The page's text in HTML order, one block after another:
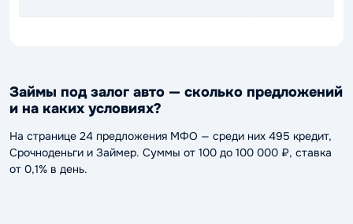
Займы под залог авто — сколько предложений
и на каких условиях?
На странице 24 предложения МФО — среди них 495 кредит,
Срочноденьги и Займер. Суммы от 100 до 100 000 ₽, ставка
от 0,1% в день.